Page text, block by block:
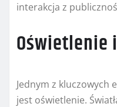
interakcja z
Oświetlenie
Jednym z kluczowych
jest oświetlenie.